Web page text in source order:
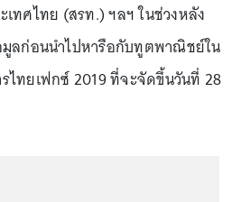
ทศไทย (สรท.) ฯลฯ ในช่วงหลัง
มูลก่อนนำไปหารือกับทูตพาณิชย์ใน
ไทยเฟกซ์ 2019 ที่จะจัดขึ้นวันที่ 28